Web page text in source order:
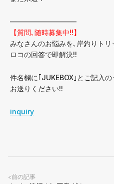
—————————–
【質問､随時募集中!!】
みなさんのお悩みを､岸釣りト
ロコの回答で即解決!!
件名欄に｢JUKEBOX｣とご記入
お送りください!!
inquiry
<前の記事